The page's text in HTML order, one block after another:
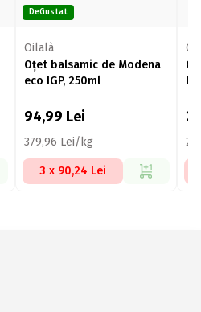
DeGustat
Oilalà
Oțet balsamic de Modena
eco IGP, 250ml
94,99 Lei
379,96 Lei/kg
3 x 90,24 Lei